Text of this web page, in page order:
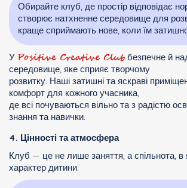
Обирайте клуб, де простір відповідає
створює натхненне середовище для
краще сприймають нове, коли їм
У Positive Creative Club безпечне й
середовище, яке сприяє творчому
розвитку. Наші затишні та яскраві
комфорт для кожного учасника,
де всі почуваються вільно та з радістю
знання та навички.
4. Цінності та атмосфера
Клуб — це не лише заняття, а спільнота, в
характер дитини.